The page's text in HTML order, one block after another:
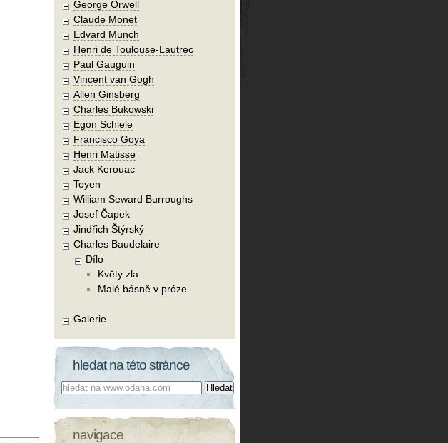
George Orwell
Claude Monet
Edvard Munch
Henri de Toulouse-Lautrec
Paul Gauguin
Vincent van Gogh
Allen Ginsberg
Charles Bukowski
Egon Schiele
Francisco Goya
Henri Matisse
Jack Kerouac
Toyen
William Seward Burroughs
Josef Čapek
Jindřich Štýrský
Charles Baudelaire
Dílo
Květy zla
Malé básně v próze
Galerie
hledat na této stránce
Co hledat:
navigace